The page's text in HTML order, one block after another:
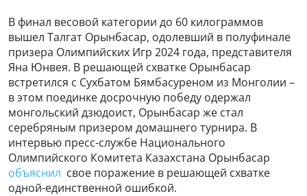
В финал весовой категории до 60 килограммов
вышел Талгат Орынбасар, одолевший в полуфинале
призера Олимпийских Игр 2024 года, представителя
Яна Юнвея. В решающей схватке Орынбасар
встретился с Сухбатом Бямбасуреном из Монголии –
в этом поединке досрочную победу одержал
монгольский дзюдоист, Орынбасар же стал
серебряным призером домашнего турнира. В
интервью пресс-службе Национального
Олимпийского Комитета Казахстана Орынбасар
объяснил свое поражение в решающей схватке
одной-единственной ошибкой.